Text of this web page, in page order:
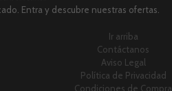
Entra y descubre nuestras ofertas.
Ir arriba
Contáctanos
Aviso Legal
Política de Privacidad
Condiciones de Compra